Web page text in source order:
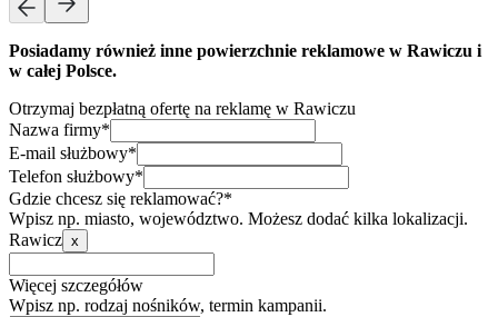
Posiadamy również inne powierzchnie reklamowe w Rawiczu i
w całej Polsce.
Otrzymaj bezpłatną ofertę na reklamę w Rawiczu
Nazwa firmy*
E-mail służbowy*
Telefon służbowy*
Gdzie chcesz się reklamować?*
Wpisz np. miasto, województwo. Możesz dodać kilka lokalizacji.
Rawicz x
Więcej szczegółów
Wpisz np. rodzaj nośników, termin kampanii.